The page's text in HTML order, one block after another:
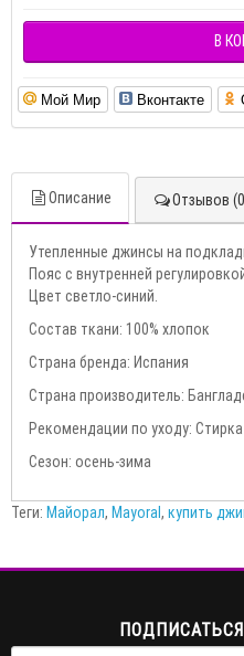
В
Мой Мир Вконтакте
Описание Отзывов
Утепленные джинсы на
Пояс с внутренней
Цвет светло-синий.
Состав ткани: 100% хлопок
Страна бренда: Испания
Страна производитель:
Рекомендации по уходу: Стирка
Сезон: осень-зима
Теги: Майорал, Mayoral, купить